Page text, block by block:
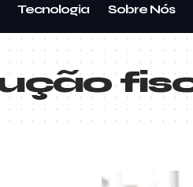
Tecnologia Sobre Nós